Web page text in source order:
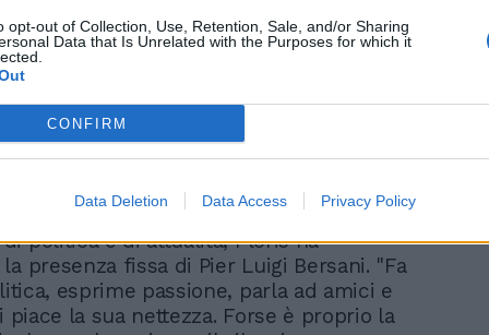
opt-out of Collection, Use, Retention, Sale, and/or Sharing
Data that Is Unrelated with the Purposes for which it
CONFIRM
Data Deletion Data Access Privacy Policy
sulla vicenda c'è ancora da dire, ma
l'inchiesta non si possa svolgere
sulle sue dichiarazioni", ha detto
FanPage sulla vicenda che ha portato
l'ormai ex ministro della Cultura. E
il giornalista ha continuato:
come un bravo collega colto e
da ministro ha creduto di stare facendo
storia'". Tornando al grande ritorno del suo
politica e di attualità, Floris ha
presenza fissa di Pier Luigi Bersani. "Fa
esprime passione, parla ad amici e
piace la sua nettezza. Forse è proprio la